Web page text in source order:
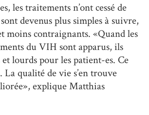
les traitements n’ont cessé de
devenus plus simples à suivre,
moins contraignants. «Quand les
du VIH sont apparus, ils
lourds pour les patient-es. Ce
La qualité de vie s’en trouve
explique Matthias